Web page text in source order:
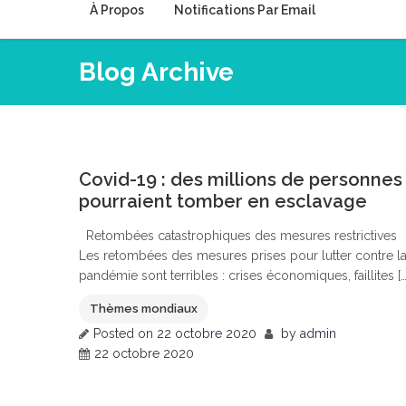
À Propos Notifications Par Email
Blog Archive
Covid-19 : des millions de personnes
pourraient tomber en esclavage
Retombées catastrophiques des mesures restrictives
Les retombées des mesures prises pour lutter contre la
pandémie sont terribles : crises économiques, faillites
Thèmes mondiaux
Posted on 22 octobre 2020 by admin
22 octobre 2020